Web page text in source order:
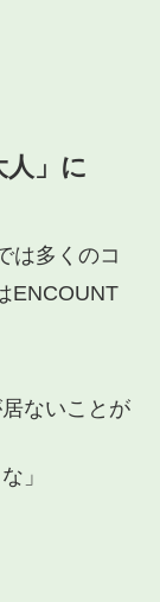
人」に
は多くのコ
ENCOUNT
ないことが
」